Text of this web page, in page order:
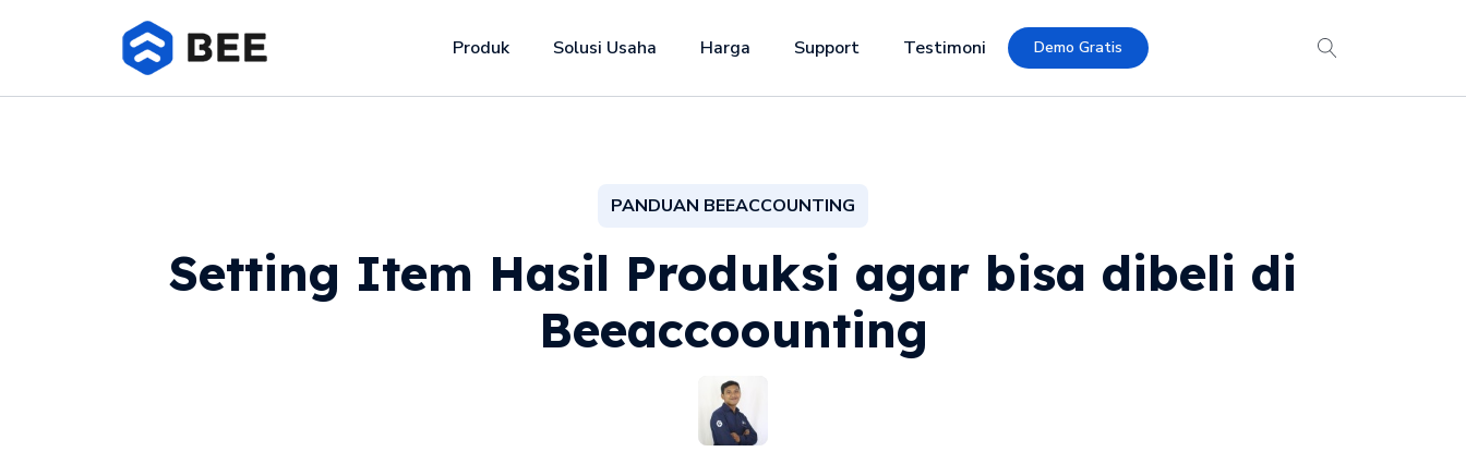
Produk Solusi Usaha Harga Support Testimoni Demo Gratis
PANDUAN BEEACCOUNTING
Setting Item Hasil Produksi agar bisa dibeli di
Beeaccoounting